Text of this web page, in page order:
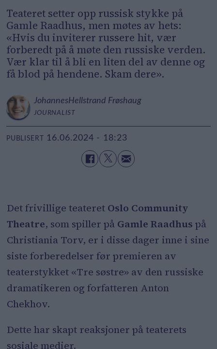
Teateret setter opp russisk stykke på
Gamle Raadhus, men møtes av hets:
«Hvis du inviterer russere hit, vær
forberedt på å møte den russiske verden.
Vær klar til å bli en liten del av denne og
få blod på hendene. Skam dere».
JohannesHellstrand Frøshaug
JOURNALIST
PUBLISERT 16.06.2024 - 18:23
Det frivillige teateret Oslo Community
Theatre, som spiller på Gamle Raadhus på
Christiania Torv, er i disse dager inne i sine
siste forberedelser før premieren av
teaterstykket «Tre søstre» av den russiske
dramatikeren og forfatteren Anton
Chekhov.
Dette har skapt reaksjoner på teaterets
sosiale medier.